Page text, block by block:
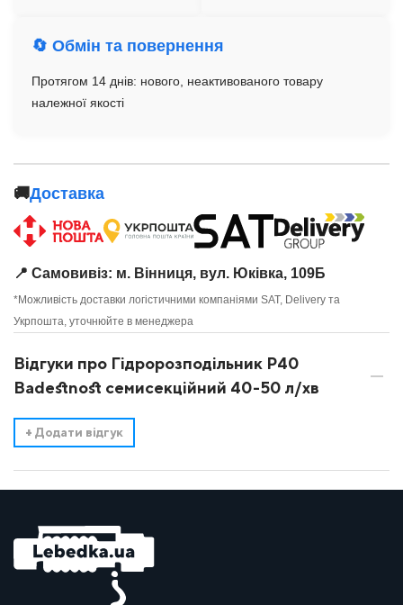
🔄 Обмін та повернення
Протягом 14 днів: нового, неактивованого товару
належної якості
🚚Доставка
📍 Самовивіз: м. Вінниця, вул. Юківка, 109Б
*Можливість доставки логістичними компаніями SAT, Delivery та
Укрпошта, уточнюйте в менеджера
Відгуки про Гідророзподільник Р40
Badestnost семисекційний 40-50 л/хв
+ Додати відгук